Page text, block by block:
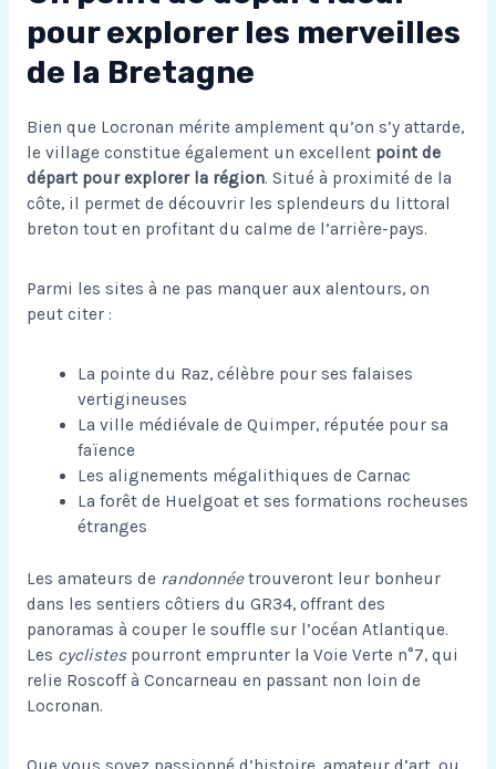
pour explorer les merveilles
de la Bretagne
Bien que Locronan mérite amplement qu’on s’y attarde,
le village constitue également un excellent point de
départ pour explorer la région. Situé à proximité de la
côte, il permet de découvrir les splendeurs du littoral
breton tout en profitant du calme de l’arrière-pays.
Parmi les sites à ne pas manquer aux alentours, on
peut citer :
La pointe du Raz, célèbre pour ses falaises
vertigineuses
La ville médiévale de Quimper, réputée pour sa
faïence
Les alignements mégalithiques de Carnac
La forêt de Huelgoat et ses formations rocheuses
étranges
Les amateurs de randonnéetrouveront leur bonheur
dans les sentiers côtiers du GR34, offrant des
panoramas à couper le souffle sur l’océan Atlantique.
Les cyclistespourront emprunter la Voie Verte n°7, qui
relie Roscoff à Concarneau en passant non loin de
Locronan.